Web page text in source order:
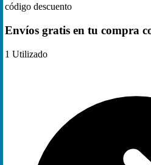
código descuento
Envíos gratis en tu compra
1 Utilizado